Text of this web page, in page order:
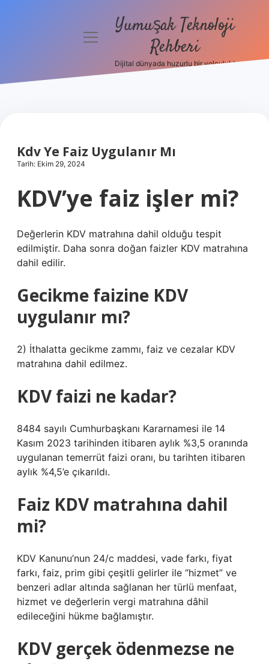
menüyüYumuşak Teknoloji
Rehberi
Dijital dünyada huzurlu bir yolculuk!
Kdv Ye Faiz Uygulanır Mı
Tarih: Ekim 29, 2024
KDV’ye faiz işler mi?
Değerlerin KDV matrahına dahil olduğu tespit
edilmiştir. Daha sonra doğan faizler KDV matrahına
dahil edilir.
Gecikme faizine KDV
uygulanır mı?
2) İthalatta gecikme zammı, faiz ve cezalar KDV
matrahına dahil edilmez.
KDV faizi ne kadar?
8484 sayılı Cumhurbaşkanı Kararnamesi ile 14
Kasım 2023 tarihinden itibaren aylık %3,5 oranında
uygulanan temerrüt faizi oranı, bu tarihten itibaren
aylık %4,5’e çıkarıldı.
Faiz KDV matrahına dahil
mi?
KDV Kanunu’nun 24/c maddesi, vade farkı, fiyat
farkı, faiz, prim gibi çeşitli gelirler ile “hizmet” ve
benzeri adlar altında sağlanan her türlü menfaat,
hizmet ve değerlerin vergi matrahına dâhil
edileceğini hükme bağlamıştır.
KDV gerçek ödenmezse ne